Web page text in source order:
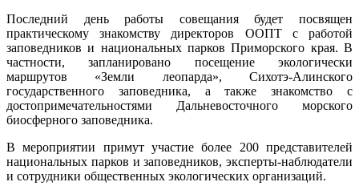
Последний день работы совещания будет посвящен
практическому знакомству директоров ООПТ с работой
заповедников и национальных парков Приморского края. В
частности, запланировано посещение экологически
маршрутов «Земли леопарда», Сихотэ-Алинского
государственного заповедника, а также знакомство с
достопримечательностями Дальневосточного морского
биосферного заповедника.
В мероприятии примут участие более 200 представителей
национальных парков и заповедников, эксперты-наблюдатели
и сотрудники общественных экологических организаций.